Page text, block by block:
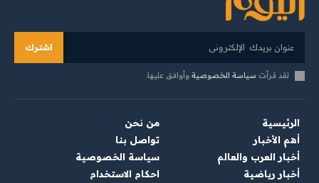
اشترك
لقد قرأت سياسة الخصوصية وأوافق عليها.
الرئيسية
أهم الأخبار
أخبار العرب والعالم
أخبار رياضية
من نحن
تواصل بنا
سياسة الخصوصية
احكام الاستخدام